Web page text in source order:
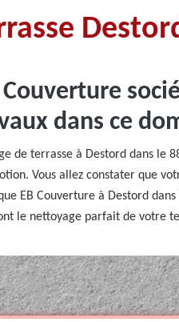
dans ce
de terrasse à Destord dans le
Vous allez constater que
EB Couverture à Destord
le nettoyage parfait de votre